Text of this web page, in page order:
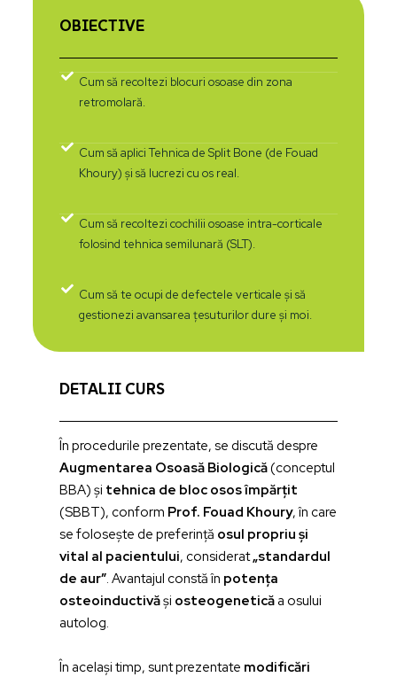
OBIECTIVE
Cum să recoltezi blocuri osoase din zona
retromolară.
Cum să aplici Tehnica de Split Bone (de Fouad
Khoury) și să lucrezi cu os real.
Cum să recoltezi cochilii osoase intra-corticale
folosind tehnica semilunară (SLT).
Cum să te ocupi de defectele verticale și să
gestionezi avansarea țesuturilor dure și moi.
DETALII CURS
În procedurile prezentate, se discută despre
Augmentarea Osoasă Biologică(conceptul
BBA) și tehnica de bloc osos împărțit
(SBBT), conform Prof. Fouad Khoury, în care
se folosește de preferință osul propriu și
vital al pacientului, considerat„standardul
de aur”. Avantajul constă în potența
osteoinductivăși osteogeneticăa osului
autolog.
În același timp, sunt prezentate modificări